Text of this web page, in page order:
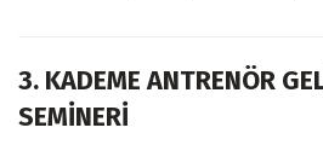
3. KADEME ANTRENÖR
SEMİNERİ